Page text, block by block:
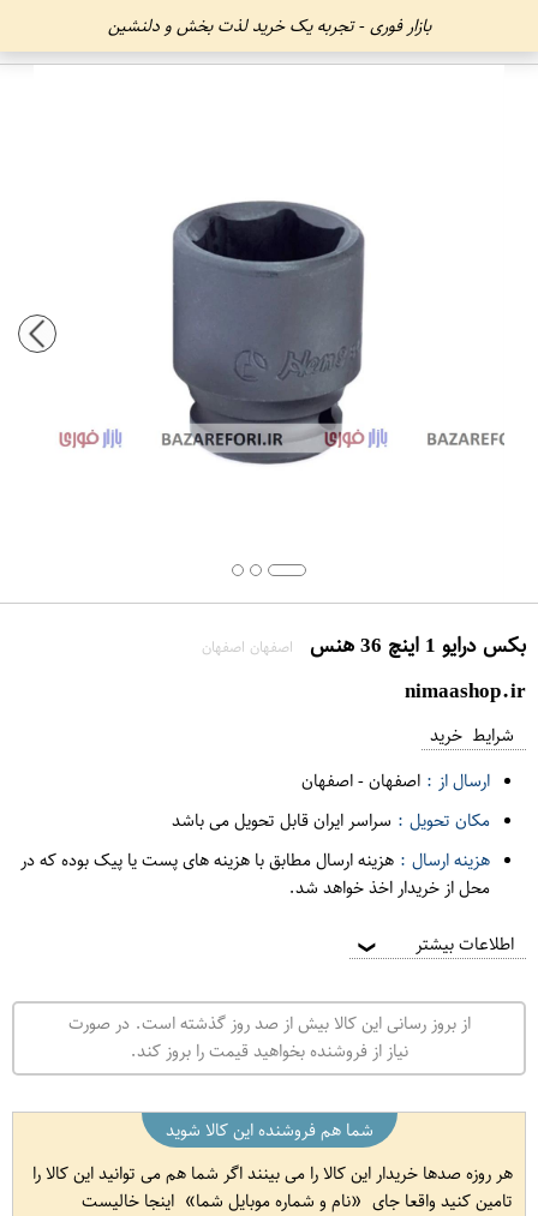
بازار فوری - تجربه یک خرید لذت بخش و دلنشین
بکس درایو 1 اینچ 36 هنس اصفهان اصفهان
nimaashop.ir
شرایط خرید
ارسال از : اصفهان-اصفهان
مکان تحویل : سراسر ایران قابل تحویل می باشد
هزینه ارسال : هزینه ارسال مطابق با هزینه های پست یا پیک بوده که در
محل از خریدار اخذ خواهد شد.
اطلاعات بیشتر ❯
از بروز رسانی این کالا بیش از صد روز گذشته است. در صورت
نیاز از فروشنده بخواهید قیمت را بروز کند.
شما هم فروشنده این کالا شوید
هر روزه صدها خریدار این کالا را می بینند اگر شما هم می توانید این کالا را
تامین کنید واقعا جای
نام و شماره موبایل شما اینجا خالیست